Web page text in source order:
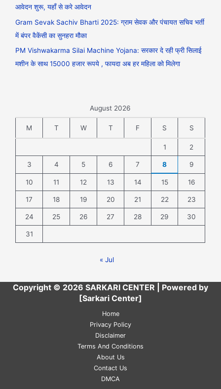
आवेदन शुरू, यहाँ से करे आवेदन
Gram Sevak Sachiv Bharti 2025: ग्राम सेवक और पंचायत सचिव भर्ती
में बंपर वैकेंसी का सुनहरा मौका
PM Vishwakarma Silai Machine Yojana: सरकार दे रही फ्री सिलाई
मशीन के साथ 15000 हजार रूपये , फायदा अब हर महिला को मिलेगा
August 2026
M T W T F S S
1 2
3 4 5 6 7 8 9
10 11 12 13 14 15 16
17 18 19 20 21 22 23
24 25 26 27 28 29 30
31
« Jul
Copyright © 2026 SARKARI CENTER | Powered by
[Sarkari Center]
Home
Privacy Policy
Disclaimer
Terms And Conditions
About Us
Contact Us
DMCA